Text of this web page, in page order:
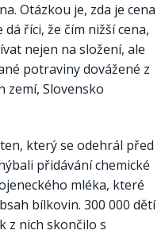
Otázkou je, zda je cena
říci, že čím nižší cena,
nejen na složení, ale
potraviny dovážené z
zemí, Slovensko
který se odehrál před
přidávání chemické
mléka, které
bílkovin. 300 000 dětí
z nich skončilo s